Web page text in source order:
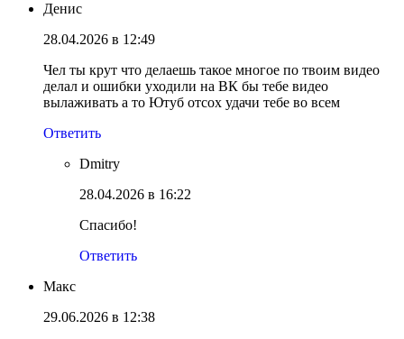
Денис
28.04.2026 в 12:49
Чел ты крут что делаешь такое многое по твоим видео
делал и ошибки уходили на ВК бы тебе видео
вылаживать а то Ютуб отсох удачи тебе во всем
Ответить
Dmitry
28.04.2026 в 16:22
Спасибо!
Ответить
Макс
29.06.2026 в 12:38